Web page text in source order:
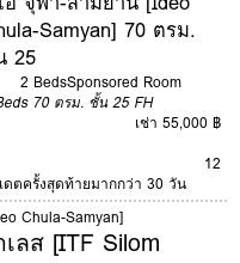
Samyan] 70 ตรม.
25
2 BedsSponsored Room
70 ตรม. ชั้น 25 FH
เช่า 55,000 ฿
12
ดตครั้งสุดท้ายมากกว่า 30 วัน
Chula-Samyan]
ลส [ITF Silom